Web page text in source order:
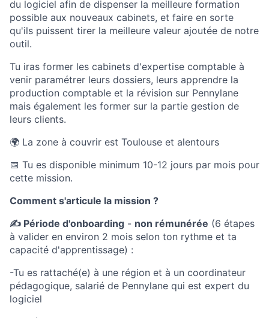
du logiciel afin de dispenser la meilleure formation
possible aux nouveaux cabinets, et faire en sorte
qu'ils puissent tirer la meilleure valeur ajoutée de notre
outil.
Tu iras former les cabinets d'expertise comptable à
venir paramétrer leurs dossiers, leurs apprendre la
production comptable et la révision sur Pennylane
mais également les former sur la partie gestion de
leurs clients.
🌍 La zone à couvrir est Toulouse et alentours
📅 Tu es disponible minimum 10-12 jours par mois pour
cette mission.
Comment s'articule la mission ?
✍️ Période d'onboarding - non rémunérée (6 étapes
à valider en environ 2 mois selon ton rythme et ta
capacité d'apprentissage) :
-Tu es rattaché(e) à une région et à un coordinateur
pédagogique, salarié de Pennylane qui est expert du
logiciel